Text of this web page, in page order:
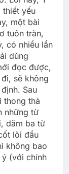
thiết yếu
một bài
tuôn tràn,
có nhiều lần
dùng
đọc được,
sẽ không
Sau
thong thả
những từ
dăm ba từ
lõi đầu
không bao
(với chính